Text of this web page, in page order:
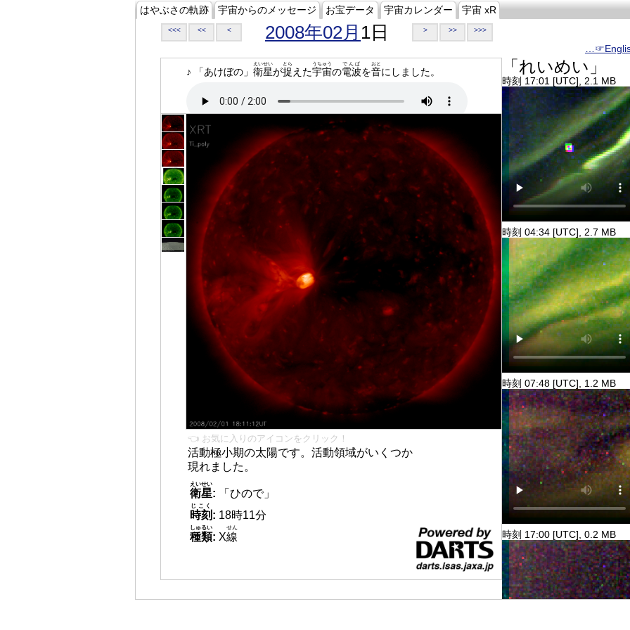
はやぶさの軌跡 宇宙からのメッセージ お宝データ 宇宙カレンダー 宇宙 xR
<<< << < 2008年02月 1日 > >> >>>
♪ 「あけぼの」 衛星
えいせい
が捉
とら
えた宇宙
うちゅう
の電波
でんぱ
を音
おと
にしました。
👈 お気に入りのアイコンをクリック！
活動極小期の太陽です。活動領域がいくつか
現れました。
衛星
えいせい
:
「ひので」
時刻
じこく
: 18時11分
種類
しゅるい
: X線
せん
「れいめい」
時刻 17:01 [UTC], 2.1 MB
時刻 04:34 [UTC], 2.7 MB
時刻 07:48 [UTC], 1.2 MB
時刻 17:00 [UTC], 0.2 MB